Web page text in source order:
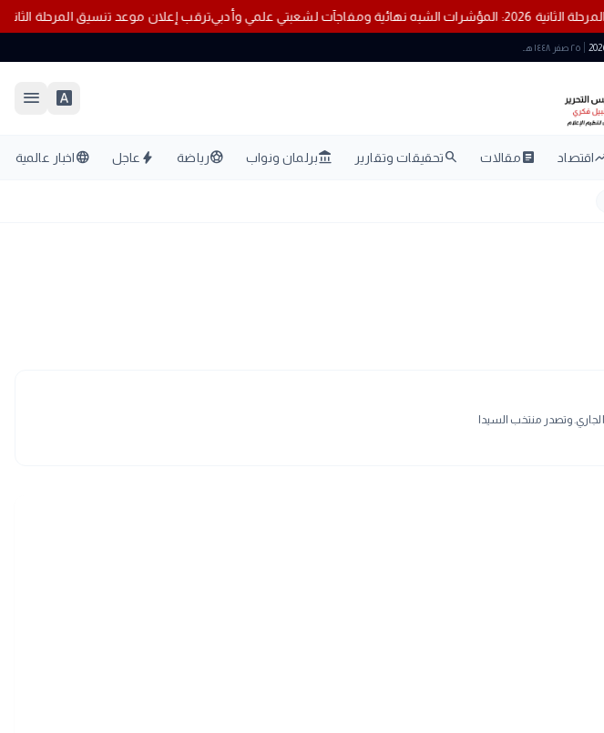
المؤشرات الشبه نهائية ومفاجآت لشعبتي علمي وأدبي ترقب إعلان موعد تنسيق المرحلة الثانية 2026 للأماكن الشاغرة
٢٥ صفر ١٤٤٨ هـ
font_download
menu
اقتصاد articleمقالات searchتحقيقات وتقارير account_balanceبرلمان ونواب sports_soccerرياضة bolt عاجل languageاخبار عالمية